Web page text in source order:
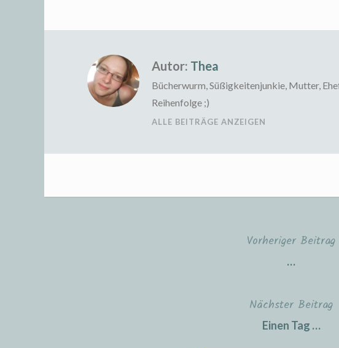
Autor: Thea
Bücherwurm, Süßigkeitenjunkie, Mutter,
Reihenfolge ;)
ALLE BEITRÄGE ANZEIGEN
Vorheriger Beitrag
…
Nächster Beitrag
Einen Tag …